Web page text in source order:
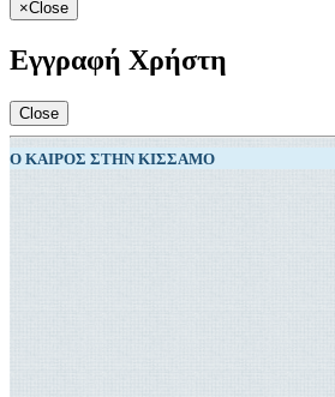
×Close
Εγγραφή Χρήστη
Close
Ο ΚΑΙΡΌΣ ΣΤΗΝ ΚΊΣΣΑΜΟ